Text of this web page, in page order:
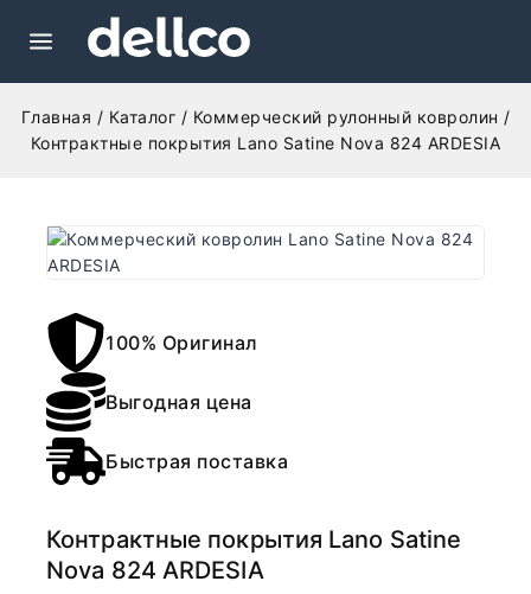
Главная / Каталог / Коммерческий рулонный ковролин /
Контрактные покрытия Lano Satine Nova 824 ARDESIA
100% Оригинал
Выгодная цена
Быстрая поставка
Контрактные покрытия Lano Satine
Nova 824 ARDESIA